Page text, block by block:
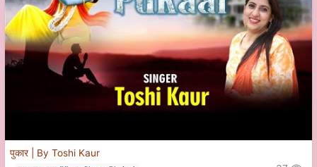
पुकार | By Toshi Kaur